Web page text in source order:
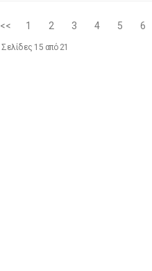
<< 1 2 3 4 5 6
Σελίδες 15 από 21